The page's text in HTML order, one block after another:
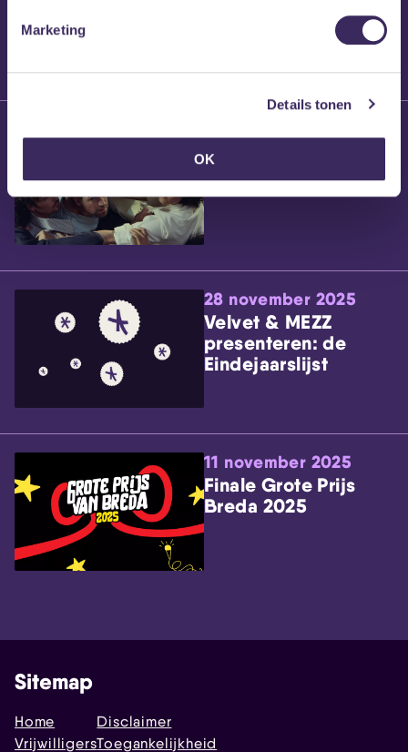
Marketing
Details tonen
OK
Brennt Vanneste
Willem’s Blog: Ão
28 november 2025
Velvet & MEZZ
presenteren: de
Eindejaarslijst
11 november 2025
Finale Grote Prijs
Breda 2025
Sitemap
Home
Vrijwilligers
Disclaimer
Toegankelijkheid